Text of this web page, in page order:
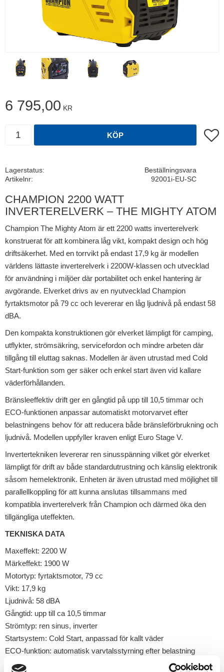
6 795,00 KR
KÖP Lägg
Lagerstatus
Beställningsvara
Artikelnr
92001i-EU-SC
CHAMPION 2200 WATT
INVERTERELVERK – THE MIGHTY ATOM
Champion The Mighty Atom är ett 2200 watts inverterelverk
konstruerat för att kombinera låg vikt, kompakt design och hög
driftsäkerhet. Med en torrvikt på endast 17,9 kg är modellen
världens lättaste inverterelverk i 2200W-klassen och utvecklad
för användning i miljöer där portabilitet och enkel hantering är
avgörande. Elverket drivs av en nyutvecklad Champion
fyrtaktsmotor på 79 cc och levererar en låg ljudnivå på endast 58
dBA.
Den kompakta konstruktionen gör elverket lämpligt för camping,
utflykter, strömsäkring, servicefordon och mindre arbeten där
tillgång till eluttag saknas. Modellen är även utrustad med Cold
Start-funktion som ger säker och enkel start även vid kallare
väderförhållanden.
Bränsleeffektiv drift ger en gångtid på upp till 10,5 timmar och
ECO-funktionen anpassar automatiskt motorvarvet efter
belastningens behov för att reducera både bränsleförbrukning och
ljudnivå. Modellen uppfyller kraven enligt Euro Stage V.
Invertertekniken levererar ren sinusspänning vilket gör elverket
lämpligt för drift av både standardutrustning och känslig elektronik
såsom hemelektronik. Enheten är även utrustad med möjlighet till
parallellkoppling för att kunna anslutas tillsammans med
kompatibla inverterelverk från Champion och därmed öka den
tillgängliga uteffekten.
TEKNISKA DATA
Maxeffekt: 2200 W
Märkeffekt: 1900 W
Motortyp: fyrtaktsmotor, 79 cc
Vikt: 17,9 kg
Ljudnivå: 58 dBA
Gångtid: upp till ca 10,5 timmar
Strömtyp: ren sinus, inverter
Startsystem: Cold Start, anpassad för kallt väder
ECO-funktion: automatisk varvtalsstyrning efter belastning
Parallellkoppling: möjlig